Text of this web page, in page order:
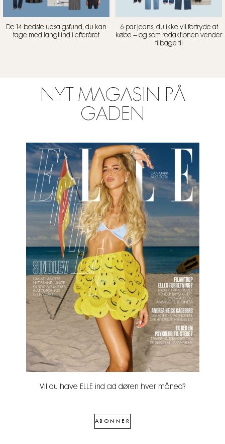
De 14 bedste udsalgsfund, du kan
tage med langt ind i efteråret
6 par jeans, du ikke vil fortryde at
købe – og som redaktionen vender
tilbage til
NYT MAGASIN PÅ
GADEN
Vil du have ELLE ind ad døren hver måned?
ABONNER